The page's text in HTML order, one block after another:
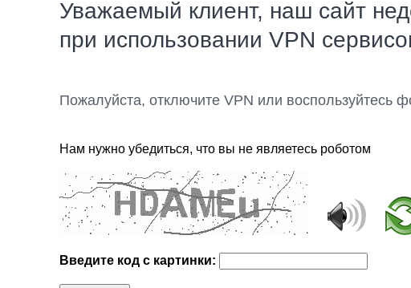
Уважаемый клиент, наш сайт
при использовании VPN
Пожалуйста, отключите VPN или воспользуйтесь
Нам нужно убедиться, что вы не являетесь роботом
Введите код с картинки: